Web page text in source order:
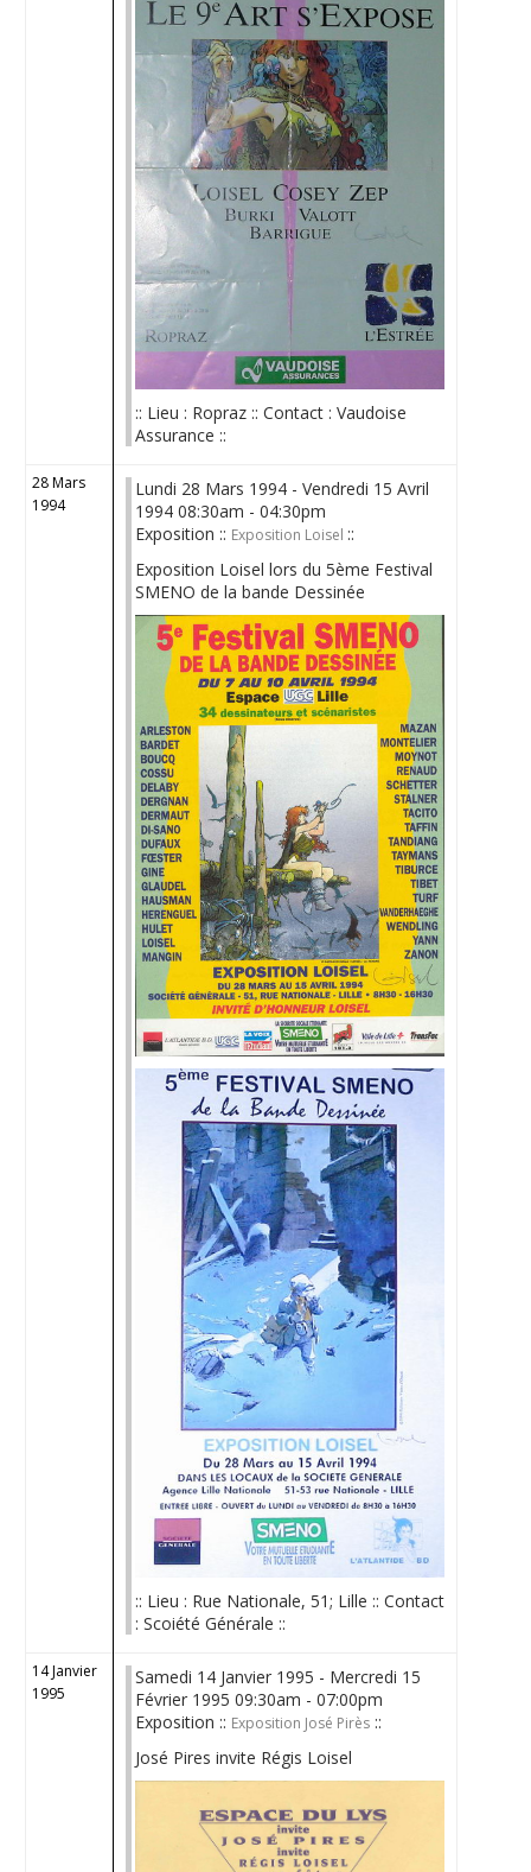
:: Lieu : Ropraz :: Contact : Vaudoise
Assurance ::
28 Mars
1994
Lundi 28 Mars 1994 - Vendredi 15 Avril
1994 08:30am - 04:30pm
Exposition :: Exposition Loisel ::
Exposition Loisel lors du 5ème Festival
SMENO de la bande Dessinée
:: Lieu : Rue Nationale, 51; Lille :: Contact
: Scoiété Générale ::
14 Janvier
1995
Samedi 14 Janvier 1995 - Mercredi 15
Février 1995 09:30am - 07:00pm
Exposition :: Exposition José Pirès ::
José Pires invite Régis Loisel